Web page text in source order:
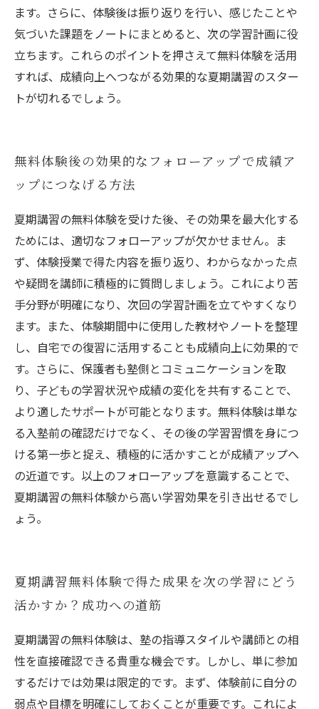
ます。さらに、体験後は振り返りを行い、感じたことや
気づいた課題をノートにまとめると、次の学習計画に役
立ちます。これらのポイントを押さえて無料体験を活用
すれば、成績向上へつながる効果的な夏期講習のスター
トが切れるでしょう。
無料体験後の効果的なフォローアップで成績ア
ップにつなげる方法
夏期講習の無料体験を受けた後、その効果を最大化する
ためには、適切なフォローアップが欠かせません。ま
ず、体験授業で得た内容を振り返り、わからなかった点
や疑問を講師に積極的に質問しましょう。これにより苦
手分野が明確になり、次回の学習計画を立てやすくなり
ます。また、体験期間中に使用した教材やノートを整理
し、自宅での復習に活用することも成績向上に効果的で
す。さらに、保護者も塾側とコミュニケーションを取
り、子どもの学習状況や成績の変化を共有することで、
より適したサポートが可能となります。無料体験は単な
る入塾前の確認だけでなく、その後の学習習慣を身につ
ける第一歩と捉え、積極的に活かすことが成績アップへ
の近道です。以上のフォローアップを意識することで、
夏期講習の無料体験から高い学習効果を引き出せるでし
ょう。
夏期講習無料体験で得た成果を次の学習にどう
活かすか？成功への道筋
夏期講習の無料体験は、塾の指導スタイルや講師との相
性を直接確認できる貴重な機会です。しかし、単に参加
するだけでは効果は限定的です。まず、体験前に自分の
弱点や目標を明確にしておくことが重要です。これによ